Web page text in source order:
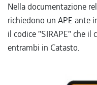
Nella documentazione
richiedono un APE ante
il codice "SIRAPE" che il
entrambi in Catasto.